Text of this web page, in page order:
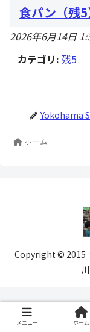
食パン（残5
2026年6月14日
カテゴリ: 残5
Yokohama
ホーム
Copyright © 2015
メニュー ホーム